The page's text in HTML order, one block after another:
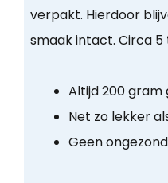
verpakt. Hierdoor
smaak intact. Circa
Altijd 200
Net zo lekker
Geen